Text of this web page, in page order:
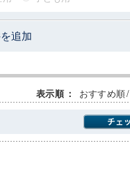
追加
表示順 ： おすすめ順/